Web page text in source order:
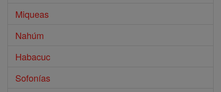
Miqueas
Nahúm
Habacuc
Sofonías